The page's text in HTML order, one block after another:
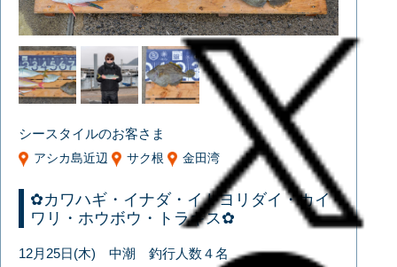
シースタイルのお客さま
アシカ島近辺 サク根 金田湾
✿カワハギ・イナダ・イトヨリダイ・カイ
ワリ・ホウボウ・トラギス✿
12月25日(木) 中潮 釣行人数４名